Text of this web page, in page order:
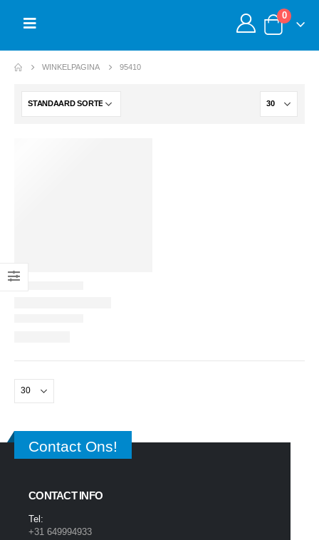
0
WINKELPAGINA 95410
Contact Ons!
CONTACT INFO
Tel:
+31 649994933